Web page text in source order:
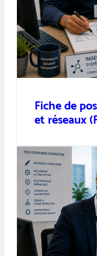
Fiche de
et réseaux